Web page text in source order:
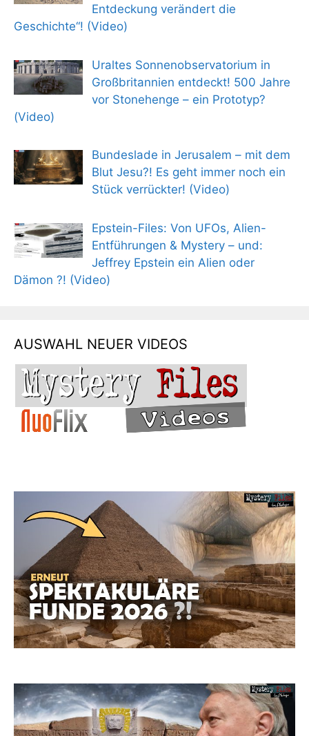
Entdeckung verändert die
Geschichte“! (Video)
Uraltes Sonnenobservatorium in
Großbritannien entdeckt! 500 Jahre
vor Stonehenge – ein Prototyp?
(Video)
Bundeslade in Jerusalem – mit dem
Blut Jesu?! Es geht immer noch ein
Stück verrückter! (Video)
Epstein-Files: Von UFOs, Alien-
Entführungen & Mystery – und:
Jeffrey Epstein ein Alien oder
Dämon ?! (Video)
AUSWAHL NEUER VIDEOS